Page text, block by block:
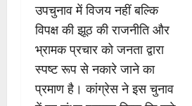
उपचुनाव में विजय नहीं बल्कि
विपक्ष की झूठ की राजनीति और
भ्रामक प्रचार को जनता द्वारा
स्पष्ट रूप से नकारे जाने का
प्रमाण है। कांग्रेस ने इस चुनाव